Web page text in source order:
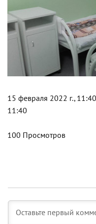
15 февраля 2022 г.,
11:40
100 Просмотров